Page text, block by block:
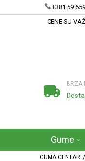
+381 69
CENE SU
BRZA
Gume
GUMA CENTAR